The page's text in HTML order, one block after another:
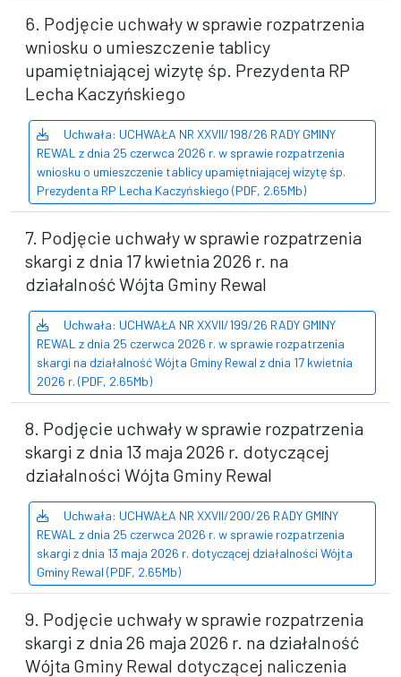
6. Podjęcie uchwały w sprawie rozpatrzenia
wniosku o umieszczenie tablicy
upamiętniającej wizytę śp. Prezydenta RP
Lecha Kaczyńskiego
Uchwała: UCHWAŁA NR XXVII/198/26 RADY GMINY
REWAL z dnia 25 czerwca 2026 r. w sprawie rozpatrzenia
wniosku o umieszczenie tablicy upamiętniającej wizytę śp.
Prezydenta RP Lecha Kaczyńskiego (PDF, 2.65Mb)
7. Podjęcie uchwały w sprawie rozpatrzenia
skargi z dnia 17 kwietnia 2026 r. na
działalność Wójta Gminy Rewal
Uchwała: UCHWAŁA NR XXVII/199/26 RADY GMINY
REWAL z dnia 25 czerwca 2026 r. w sprawie rozpatrzenia
skargi na działalność Wójta Gminy Rewal z dnia 17 kwietnia
2026 r. (PDF, 2.65Mb)
8. Podjęcie uchwały w sprawie rozpatrzenia
skargi z dnia 13 maja 2026 r. dotyczącej
działalności Wójta Gminy Rewal
Uchwała: UCHWAŁA NR XXVII/200/26 RADY GMINY
REWAL z dnia 25 czerwca 2026 r. w sprawie rozpatrzenia
skargi z dnia 13 maja 2026 r. dotyczącej działalności Wójta
Gminy Rewal (PDF, 2.65Mb)
9. Podjęcie uchwały w sprawie rozpatrzenia
skargi z dnia 26 maja 2026 r. na działalność
Wójta Gminy Rewal dotyczącej naliczenia